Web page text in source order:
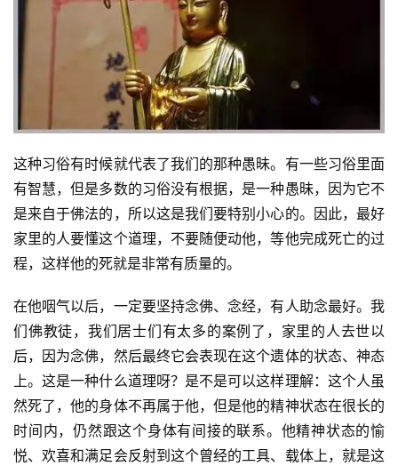
这种习俗有时候就代表了我们的那种愚昧。有一些习俗里面
有智慧，但是多数的习俗没有根据，是一种愚昧，因为它不
是来自于佛法的，所以这是我们要特别小心的。因此，最好
家里的人要懂这个道理，不要随便动他，等他完成死亡的过
程，这样他的死就是非常有质量的。
在他咽气以后，一定要坚持念佛、念经，有人助念最好。我
们佛教徒，我们居士们有太多的案例了，家里的人去世以
后，因为念佛，然后最终它会表现在这个遗体的状态、神态
上。这是一种什么道理呀？是不是可以这样理解：这个人虽
然死了，他的身体不再属于他，但是他的精神状态在很长的
时间内，仍然跟这个身体有间接的联系。他精神状态的愉
悦、欢喜和满足会反射到这个曾经的工具、载体上，就是这